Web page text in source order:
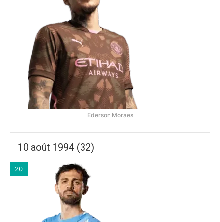
Ederson Moraes
10 août 1994 (32)
20